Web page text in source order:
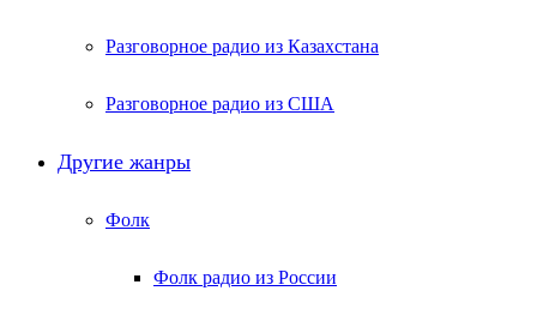
Разговорное радио из Казахстана
Разговорное радио из США
Другие жанры
Фолк
Фолк радио из России